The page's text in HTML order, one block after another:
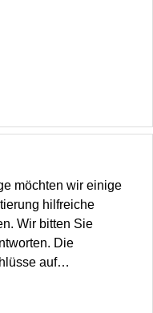
möchten wir einige
hilfreiche
Wir bitten Sie
Die
auf…